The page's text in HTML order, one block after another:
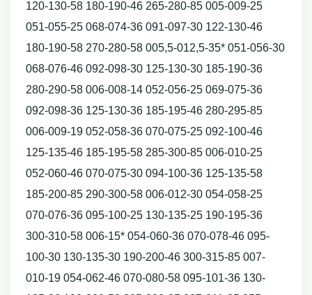
120-130-58 180-190-46 265-280-85 005-009-25
051-055-25 068-074-36 091-097-30 122-130-46
180-190-58 270-280-58 005,5-012,5-35* 051-056-30
068-076-46 092-098-30 125-130-30 185-190-36
280-290-58 006-008-14 052-056-25 069-075-36
092-098-36 125-130-36 185-195-46 280-295-85
006-009-19 052-058-36 070-075-25 092-100-46
125-135-46 185-195-58 285-300-85 006-010-25
052-060-46 070-075-30 094-100-36 125-135-58
185-200-85 290-300-58 006-012-30 054-058-25
070-076-36 095-100-25 130-135-25 190-195-36
300-310-58 006-15* 054-060-36 070-078-46 095-
100-30 130-135-30 190-200-46 300-315-85 007-
010-19 054-062-46 070-080-58 095-101-36 130-